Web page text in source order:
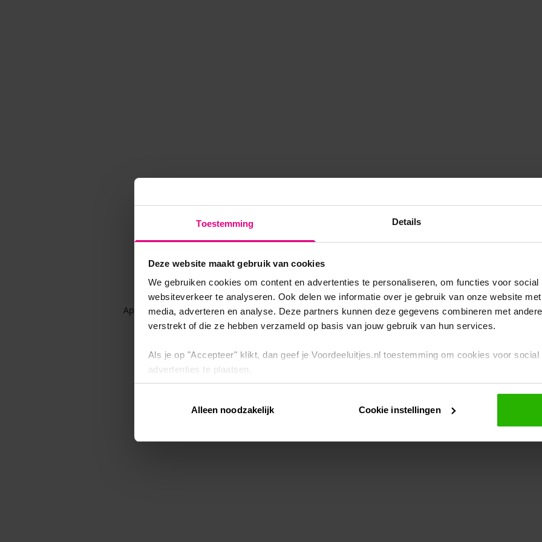
Toestemming Details
Deze website maakt gebruik van cookies
We gebruiken cookies om content en advertenties te personaliseren, om functies voor
websiteverkeer te analyseren. Ook delen we informatie over je gebruik van onze website
media, adverteren en analyse. Deze partners kunnen deze gegevens combineren met
verstrekt of die ze hebben verzameld op basis van jouw gebruik van hun services.
Als je op "Accepteer" klikt, dan geef je Voordeeluitjes.nl toestemming om cookies voor
advertenties te plaatsen.
Via "Cookie instellingen" kun je ook zelf instellen welke cookies worden geplaatst. Je kunt je
intrekken op onscookiebeleid.
Alleen noodzakelijk Cookie instellingen
Application error: a client-side exception has occurred while loadingwww.voordeeluitjes.nl (see the